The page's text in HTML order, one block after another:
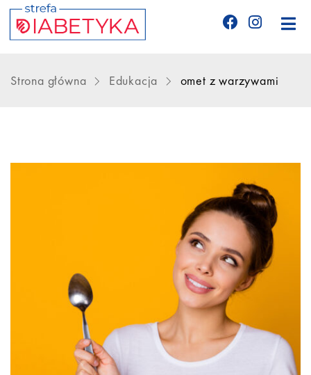
Glukometry
Niezbędnik cukrzyka
Wyznania diabetyka
Do pobrania
Strona główna Edukacja omet z warzywami